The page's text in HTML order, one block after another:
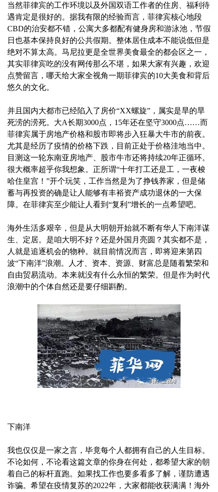
当然菲律宾的工作环境以及外国双语工作者的住房、福利待
遇肯定是很好的。据我有限的经验而言，菲律宾核心地段
CBD的治安都不错，公寓大多都配有健身房和游泳池，节假
日也基本保持良好的公共假期。整体居住成本不能说低但是
绝对不算太高。马尼拉更是全世界美食最全的都会区之一，
其实菲律宾吃的没有网传那么不堪，如果大家有兴趣，欢迎
点赞留言，哪天给大家全视角一期菲律宾的10大美食和背后
悠久的文化。
并且国内大都市已经陷入了房价“XX螺旋”，属实是旱的旱
死涝的涝死。大A长期3000点，15年还在坚守3000点……而
菲律宾属于房地产价格和股市即将步入狂暴大牛市的前夜。
尤其是经历了疫情的价格下跌，目前正处于价格洼地当中。
目测这一轮东南亚房地产、股市牛市还将持续20年正循环。
很大概率超乎你我想象。正所谓“十年打工还是工，一夜梭
哈住皇宫！”开个玩笑，工作当然是为了挣钱养家，但是储
蓄与再投资的确是让人能够有丰裕资产成功退休的一大保
障。在菲律宾至少能让人看到“复利”增长的一点希望吧。
海外生活多艰辛，但是从大明朝开始就不断有华人下南洋谋
生、定居。是咱大明不好？还是外国月亮圆？其实都不是，
人就是追逐机会的物种。就目前情况而言，即将迎来第四
波“下南洋”浪潮。人才、资本、资源、财富总是随着繁荣和
自由贸易流动。本来就没有什么永恒的繁荣。但是作为时代
浪潮中的个体自然还是要仔细斟酌。
下南洋
我也仅仅是一家之言，毕竟每个人都拥有自己的人生目标。
不论如何，不论看这篇文章的你身在何处，都希望大家的朝
着自己的标杆直跑。如果找工作也要多看多了解，谨防遭遇
诈骗。希望在疫情复苏的2022年，大家都能收获满满！海外